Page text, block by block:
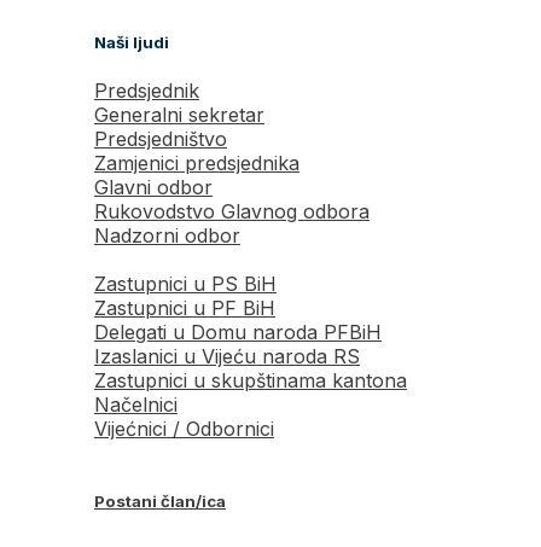
Naši ljudi
Predsjednik
Generalni sekretar
Predsjedništvo
Zamjenici predsjednika
Glavni odbor
Rukovodstvo Glavnog odbora
Nadzorni odbor
Zastupnici u PS BiH
Zastupnici u PF BiH
Delegati u Domu naroda PFBiH
Izaslanici u Vijeću naroda RS
Zastupnici u skupštinama kantona
Načelnici
Vijećnici / Odbornici
Postani član/ica